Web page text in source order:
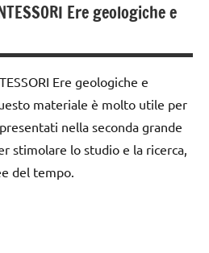
Ere geologiche e
Ere geologiche e
materiale è molto utile per
nella seconda grande
stimolare lo studio e la ricerca,
del tempo.